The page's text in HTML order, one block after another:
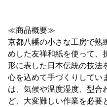
≪商品概要≫
京都八幡の小さな工房で熟
めした友禅和紙を使って、
形に表した日本伝統の技法
心を込めて手づくりしてい
は、気候や温度湿度、型合
ど、大変難しい作業を必要